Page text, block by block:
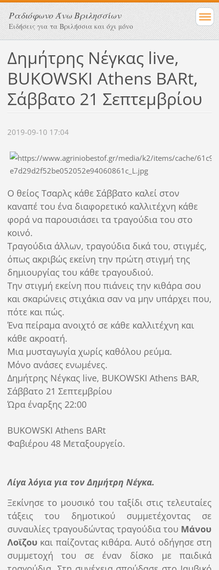
Ραδιόφωνο Άνω Βριλησσίων
Ειδήσεις για τα Βριλήσσια και όχι μόνο
Δημήτρης Νέγκας live,
BUKOWSKI Athens BARt,
Σάββατο 21 Σεπτεμβρίου
2019-09-10 17:04
Ο θείος Τσαρλς κάθε Σάββατο καλεί στον
καναπέ του ένα διαφορετικό καλλιτέχνη κάθε
φορά να παρουσιάσει τα τραγούδια του στο
κοινό.
Τραγούδια άλλων, τραγούδια δικά του, στιγμές,
όπως ακριβώς εκείνη την πρώτη στιγμή της
δημιουργίας του κάθε τραγουδιού.
Την στιγμή εκείνη που πιάνεις την κιθάρα σου
και σκαρώνεις στιχάκια σαν να μην υπάρχει που,
πότε και πώς.
Ένα πείραμα ανοιχτό σε κάθε καλλιτέχνη και
κάθε ακροατή.
Μια μυσταγωγία χωρίς καθόλου ρεύμα.
Μόνο ανάσες ενωμένες.
Δημήτρης Νέγκας live, BUKOWSKI Athens BAR,
Σάββατο 21 Σεπτεμβρίου
Ώρα έναρξης 22:00
BUKOWSKI Athens BARt
Φαβιέρου 48 Μεταξουργείο.
Λίγα λόγια για τον Δημήτρη Νέγκα.
Ξεκίνησε το μουσικό του ταξίδι στις τελευταίες
τάξεις του δημοτικού συμμετέχοντας σε
συναυλίες τραγουδώντας τραγούδια του Μάνου
Λοϊζου και παίζοντας κιθάρα. Αυτό οδήγησε στη
συμμετοχή του σε έναν δίσκο με παιδικά